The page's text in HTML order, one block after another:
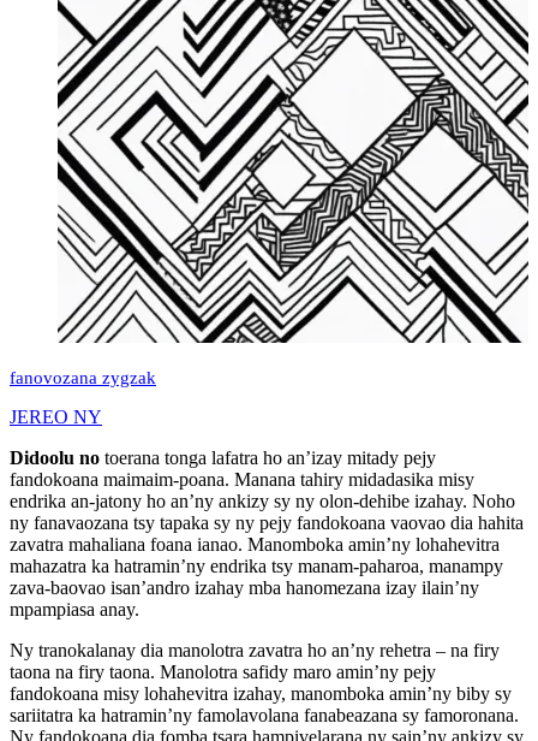
fanovozana zygzak
JEREO NY
Didoolu no toerana tonga lafatra ho an’izay mitady pejy
fandokoana maimaim-poana. Manana tahiry midadasika misy
endrika an-jatony ho an’ny ankizy sy ny olon-dehibe izahay. Noho
ny fanavaozana tsy tapaka sy ny pejy fandokoana vaovao dia hahita
zavatra mahaliana foana ianao. Manomboka amin’ny lohahevitra
mahazatra ka hatramin’ny endrika tsy manam-paharoa, manampy
zava-baovao isan’andro izahay mba hanomezana izay ilain’ny
mpampiasa anay.
Ny tranokalanay dia manolotra zavatra ho an’ny rehetra – na firy
taona na firy taona. Manolotra safidy maro amin’ny pejy
fandokoana misy lohahevitra izahay, manomboka amin’ny biby sy
sariitatra ka hatramin’ny famolavolana fanabeazana sy famoronana.